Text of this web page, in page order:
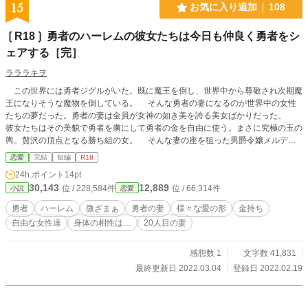
15 お気に入り追加 108
❲R18❳ 勇者のハーレムの彼女たちは今日も仲良く勇者をシ
ェアする［完］
ラララキヲ
この世界には勇者ジグルがいた。既に魔王を倒し、世界中から尊敬され次期魔
王になりそうな魔物を倒している。 そんな勇者の妻になるのが世界中の女性
たちの夢だった。勇者の妻は全員が女神の如き美を誇る美女ばかりだった。
彼女たちはその美貌で勇者を虜にして勇者の金を自由に使う。まさに究極の玉の
輿。贅沢の頂点となる勝ち組の女。 そんな妻の座を狙った男爵令嬢メルディ
ナは遂に勇者の目に止まった。メルディナは狙う。全ての妻を蹴落として、勇者
のただ一人の妻となる事を。 なんかみすぼらしい平民女まで一緒に勇者の家
に行く事になったけど、勇者の心はわたくしがいただくのよ！ っと、メルデ
ィナの野望が動き出した── ※R18には「★」付けます。 ◇『ざまぁ』話。 ◇
ふんわり世界観。ゆるふわ設定。 ◇ﾑｰﾝﾗｲﾄﾉﾍﾞﾙｽﾞ(なろう)にも上げました。
恋愛 完結 短編 R18
24h.ポイント 14pt
小説 30,143 位 / 228,584件 恋愛 12,889 位 / 66,314件
勇者 ハーレム 微ざまぁ 勇者の妻 様々な愛の形
金持ち
自由な女性達
身体の相性は… 20人目の妻
感想数 1
文字数 41,831
最終更新日 2022.03.04
登録日 2022.02.19